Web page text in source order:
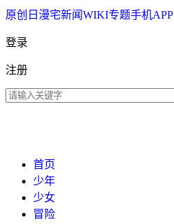
原创 日漫宅新闻WIKI专题手机APP
登录
注册
首页
少年
少女
冒险